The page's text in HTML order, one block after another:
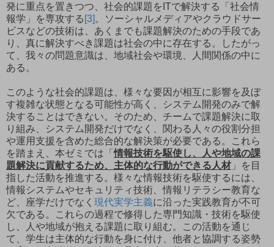
発に重点を置きつつ、社会的課題をITで解決する「社会情
報学」を専攻する [3] 。ソーシャルメディアやクラウドサー
ビスなどの技術は、あくまでも課題解決のための手段であ
り、真に解決すべき課題は社会の中に存在する。したがっ
て、我々の問題意識は、地域社会や環境、人間関係の中に
ある。
このような社会的課題は、様々な要因が相互に影響を及ぼ
す複雑な状態となる可能性が高く、システム開発のみで解
決することはできない。そのため、チームで課題解決に取
り組み、システム開発だけでなく、関わる人々の役割分担
や運用支援を含めた総合的な解決策が必要である。これら
を踏まえ、本ゼミでは「情報技術を駆使し、人や地域の課
題解決に貢献するため、主体的な行動ができる人材 」を目
指した活動を推進する。様々な情報技術を駆使するには、
情報システムやセキュリティ技術、情報リテラシー教育な
ど、座学だけでなく 現代実学主義に沿った実践教育が不可
欠である。これらの過程で修得した専門知識・技術を駆使
し、人や地域が抱える課題に取り組む。この活動を通じ
て、学生は主体的な行動を身に付け、他者と協調する姿勢